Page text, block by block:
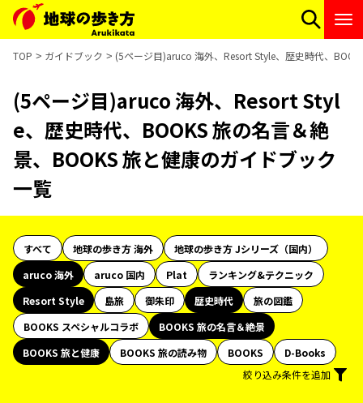
TOP ガイドブック (5ページ目)aruco 海外、Resort Style、歴史時代、
(5ページ目)aruco 海外、Resort Styl
e、歴史時代、BOOKS 旅の名言＆絶
景、BOOKS 旅と健康のガイドブック
一覧
すべて 地球の歩き方 海外
地球の歩き方 Jシリーズ（国内）
aruco 海外
aruco 国内 Plat
ランキング&テクニック
Resort Style
島旅 御朱印 歴史時代
旅の図鑑
BOOKS スペシャルコラボ
BOOKS 旅の名言＆絶景
BOOKS 旅と健康
BOOKS 旅の読み物 BOOKS
D-Books
絞り込み条件を追加